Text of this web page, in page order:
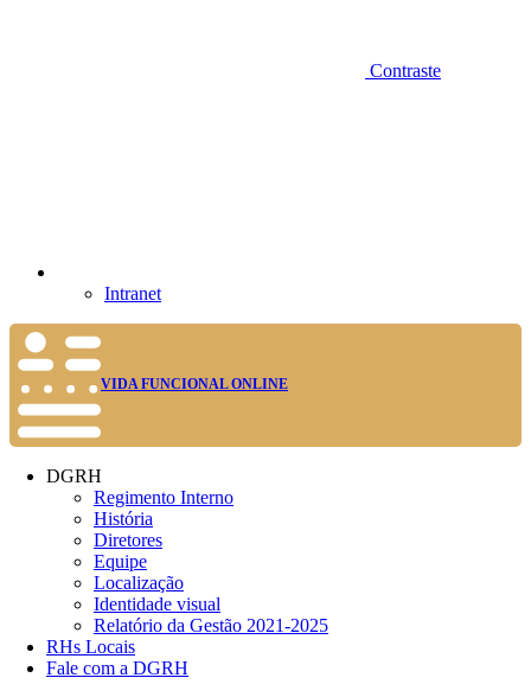
Contraste
Intranet
VIDA FUNCIONAL ONLINE
DGRH
Regimento Interno
História
Diretores
Equipe
Localização
Identidade visual
Relatório da Gestão 2021-2025
RHs Locais
Fale com a DGRH